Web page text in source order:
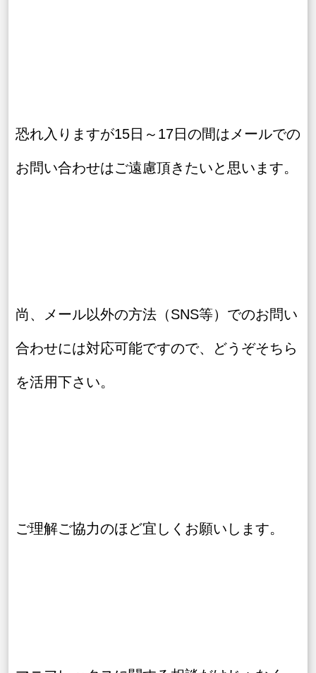
恐れ入りますが15日～17日の間はメールでの
お問い合わせはご遠慮頂きたいと思います。
尚、メール以外の方法（SNS等）でのお問い
合わせには対応可能ですので、どうぞそちら
を活用下さい。
ご理解ご協力のほど宜しくお願いします。